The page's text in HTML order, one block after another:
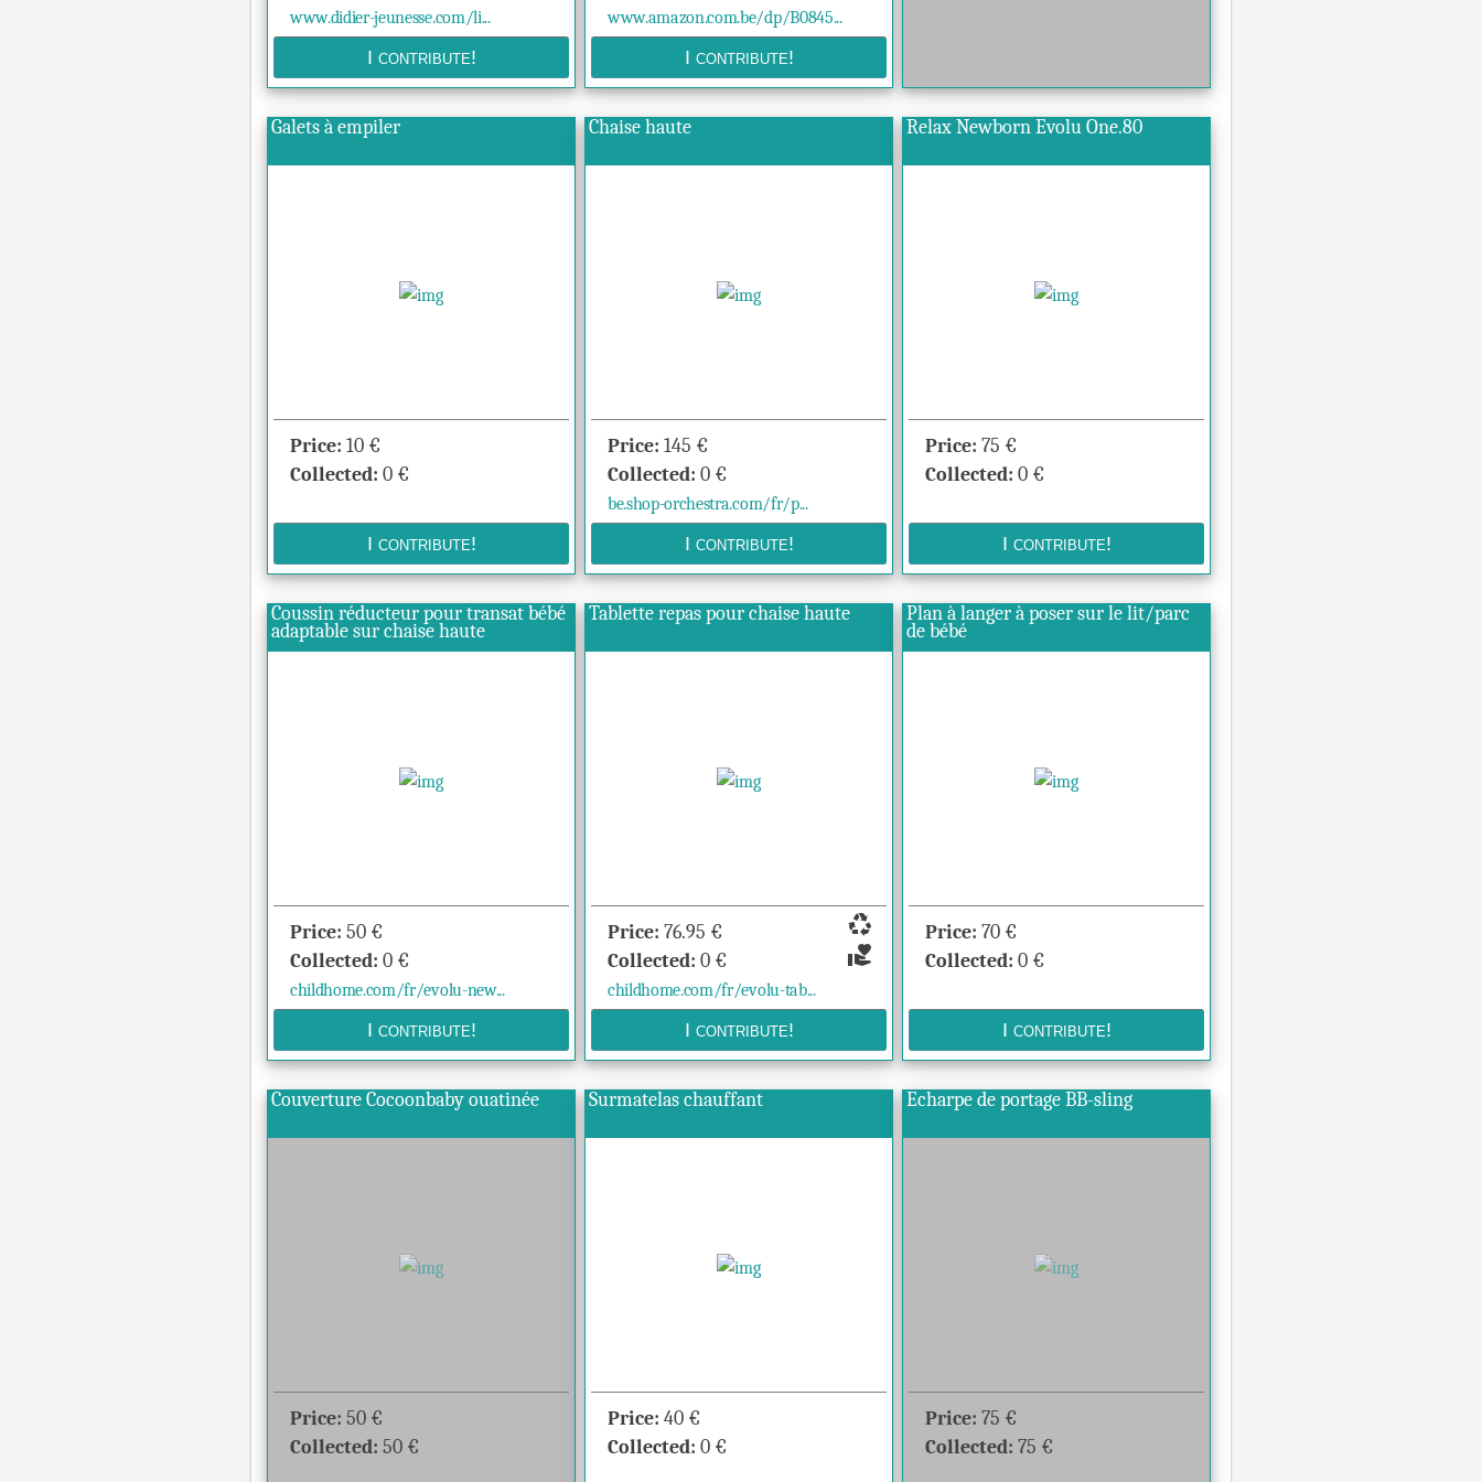
www.didier-jeunesse.com/li... www.amazon.com.be/dp/B0845...
Galets à empiler
Price: 10 €
Collected: 0 €
Chaise haute
Price: 145 €
Collected: 0 €
be.shop-orchestra.com/fr/p...
Relax Newborn Evolu One.80
Price: 75 €
Collected: 0 €
Coussin réducteur pour transat bébé
adaptable sur chaise haute
Price: 50 €
Collected: 0 €
childhome.com/fr/evolu-new...
Tablette repas pour chaise haute
recycling
volunteer_activism
Price: 76.95 €
Collected: 0 €
childhome.com/fr/evolu-tab...
Plan à langer à poser sur le lit/parc
de bébé
Price: 70 €
Collected: 0 €
Couverture Cocoonbaby ouatinée
Price: 50 €
Collected: 50 €
Surmatelas chauffant
Price: 40 €
Collected: 0 €
Echarpe de portage BB-sling
Price: 75 €
Collected: 75 €